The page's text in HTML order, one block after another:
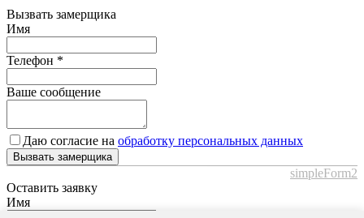
Вызвать замерщика
Имя
Телефон *
Ваше сообщение
Даю согласие на обработку персональных данных
Вызвать замерщика
simpleForm2
Оставить заявку
Имя